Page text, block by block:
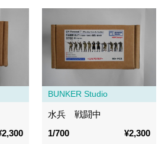
BUNKER Studio
水兵 戦闘中
1/700
¥2,300